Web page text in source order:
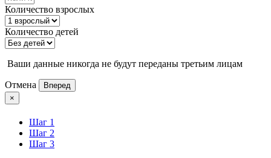
Количество взрослых
Количество детей
Ваши данные никогда не будут переданы третьим лицам
Отмена
Вперед
×
Шаг 1
Шаг 2
Шаг 3